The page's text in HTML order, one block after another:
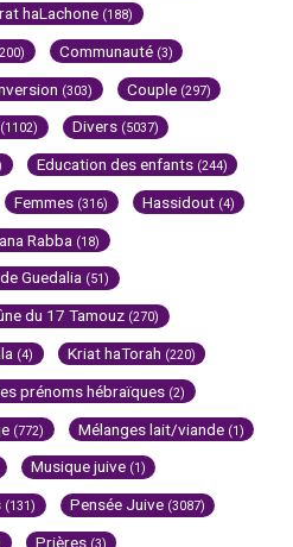
haLachone (188)
Communauté (3)
(303) Couple (297)
(1102) Divers (5037)
Education des enfants (244)
Femmes (316) Hassidout (4)
Rabba (18)
Guedalia (51)
du 17 Tamouz (270)
(4) Kriat haTorah (220)
prénoms hébraïques (2)
(772) Mélanges lait/viande (1)
Musique juive (1)
(131) Pensée Juive (3087)
Prières